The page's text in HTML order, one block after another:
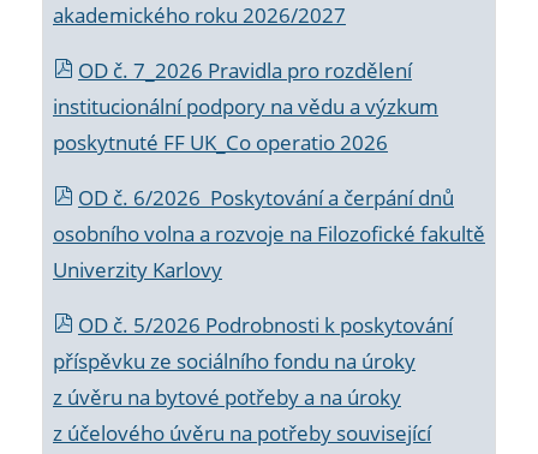
akademického roku 2026/2027
OD č. 7_2026 Pravidla pro rozdělení
institucionální podpory na vědu a výzkum
poskytnuté FF UK_Co operatio 2026
OD č. 6/2026 Poskytování a čerpání dnů
osobního volna a rozvoje na Filozofické fakultě
Univerzity Karlovy
OD č. 5/2026 Podrobnosti k poskytování
příspěvku ze sociálního fondu na úroky
z úvěru na bytové potřeby a na úroky
z účelového úvěru na potřeby související